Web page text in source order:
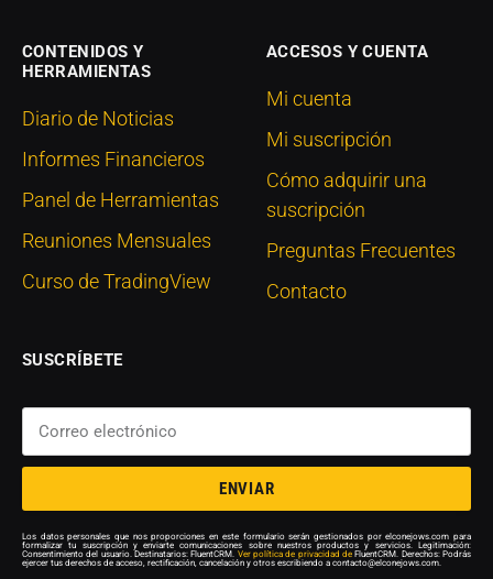
CONTENIDOS Y
HERRAMIENTAS
Diario de Noticias
Informes Financieros
Panel de Herramientas
Reuniones Mensuales
Curso de TradingView
ACCESOS Y CUENTA
Mi cuenta
Mi suscripción
Cómo adquirir una
suscripción
Preguntas Frecuentes
Contacto
SUSCRÍBETE
ENVIAR
Los datos personales que nos proporciones en este formulario serán gestionados por elconejows.com para
formalizar tu suscripción y enviarte comunicaciones sobre nuestros productos y servicios. Legitimación:
Consentimiento del usuario. Destinatarios: FluentCRM. Ver política de privacidad de FluentCRM. Derechos: Podrás
ejercer tus derechos de acceso, rectificación, cancelación y otros escribiendo a contacto@elconejows.com.